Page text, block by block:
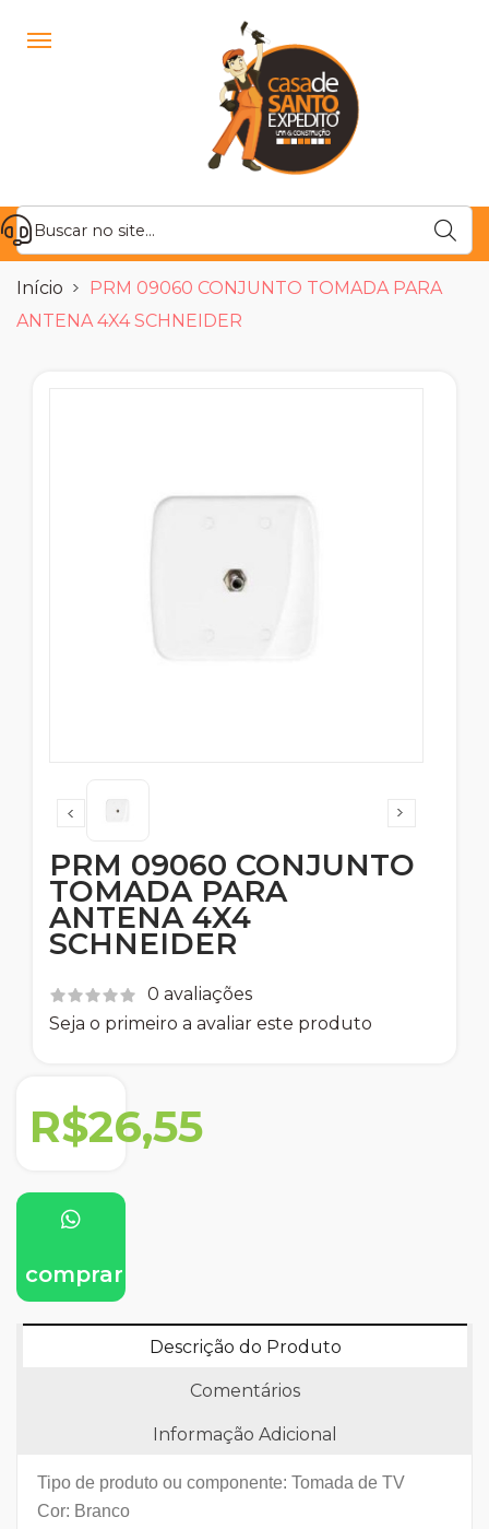
Início
PRM 09060 CONJUNTO TOMADA PARA
ANTENA 4X4 SCHNEIDER
PRM 09060 CONJUNTO
TOMADA PARA
ANTENA 4X4
SCHNEIDER
0 avaliações
Seja o primeiro a avaliar este produto
R$26,55
comprar
Descrição do Produto
Comentários
Informação Adicional
Tipo de produto ou componente: Tomada de TV
Cor: Branco